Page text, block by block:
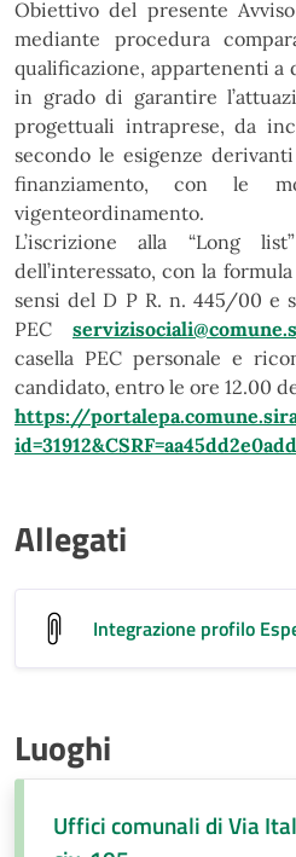
Obiettivo del presente
mediante procedura
qualificazione, appartenenti a
in grado di garantire
progettuali intraprese, da
secondo le esigenze
finanziamento, con le
vigenteordinamento.
L’iscrizione alla “Long
dell’interessato, con la
sensi del D P R. n. 445/00 e
PEC
casella PEC personale e
candidato, entro le ore 12.00
https://
Allegati
Integrazione profilo
Luoghi
Uffici comunali di Via